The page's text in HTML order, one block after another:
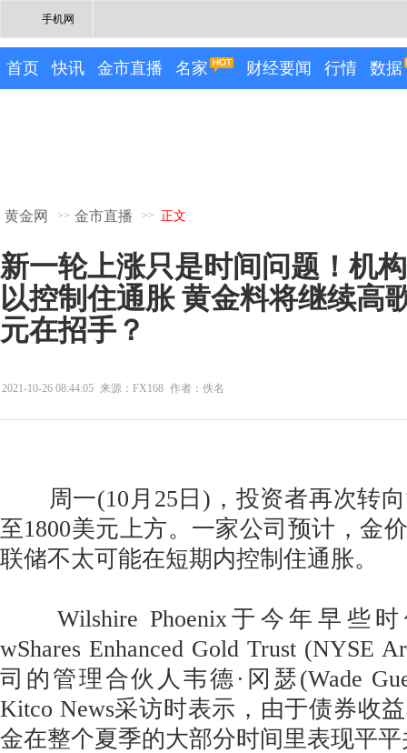
手机网
首页 快讯 金市直播 名家 财经要闻 行情 数据
黄金网 >> 金市直播 >> 正文
新一轮上涨只是时间问题！机
以控制住通胀 黄金料将继续高
元在招手？
2021-10-26 08:44:05 来源：FX168 作者：佚名
周一(10月25日)，投资者再次转向
至1800美元上方。一家公司预计，金
联储不太可能在短期内控制住通胀。
Wilshire Phoenix于今年早些时
wShares Enhanced Gold Trust (NYSE
司的管理合伙人韦德·冈瑟(Wade
Kitco News采访时表示，由于债券收
金在整个夏季的大部分时间里表现平